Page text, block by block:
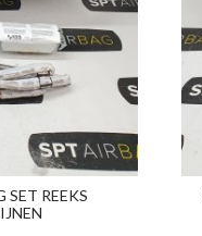
SET REEKS